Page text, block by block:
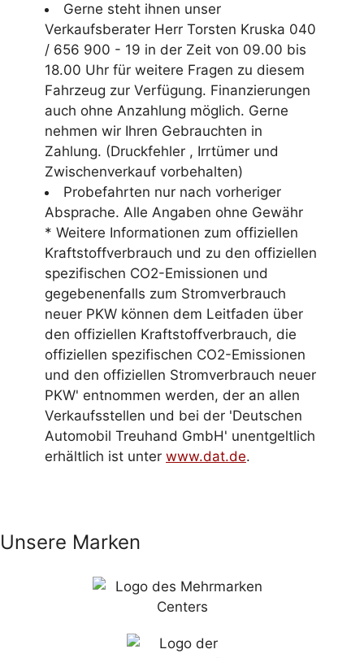
Gerne steht ihnen unser
Verkaufsberater Herr Torsten Kruska 040
/ 656 900 - 19 in der Zeit von 09.00 bis
18.00 Uhr für weitere Fragen zu diesem
Fahrzeug zur Verfügung. Finanzierungen
auch ohne Anzahlung möglich. Gerne
nehmen wir Ihren Gebrauchten in
Zahlung. (Druckfehler , Irrtümer und
Zwischenverkauf vorbehalten)
Probefahrten nur nach vorheriger
Absprache. Alle Angaben ohne Gewähr
* Weitere Informationen zum offiziellen
Kraftstoffverbrauch und zu den offiziellen
spezifischen CO2-Emissionen und
gegebenenfalls zum Stromverbrauch
neuer PKW können dem Leitfaden über
den offiziellen Kraftstoffverbrauch, die
offiziellen spezifischen CO2-Emissionen
und den offiziellen Stromverbrauch neuer
PKW' entnommen werden, der an allen
Verkaufsstellen und bei der 'Deutschen
Automobil Treuhand GmbH' unentgeltlich
erhältlich ist unter www.dat.de.
Unsere Marken